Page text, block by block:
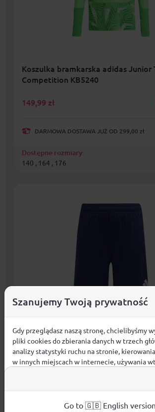
Koszulka bramkarska adidas Junior
Competition KB5240
149,99 zł
DARMOWA DOSTAWA JUŻ OD 299,00 zł
Dostępne rozmiary:
140 , 164 , 176
Spodenki adidas Junior Entrada 26
45,99zł
Dostępne rozmiary:
Szanujemy Twoją prywatność
Gdy przeglądasz naszą stronę, chcielibyśmy
pliki cookies do zbierania danych w trzech
analizy statystyki ruchu na stronie,
w innych miejscach w internecie, używania
używanych plików cookies.
Aby dowiedzieć się więcej o plikach cookie i
Go to 🇬🇧 English version,